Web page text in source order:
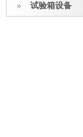
试验箱设备